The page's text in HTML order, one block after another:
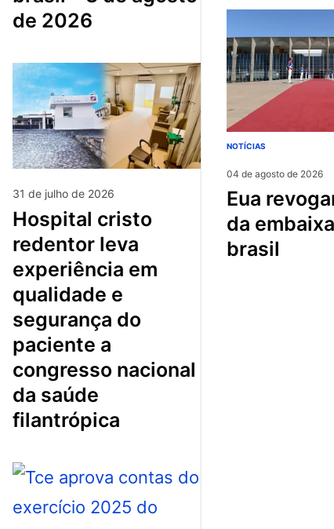
de 2026
31 de julho de 2026
hospital cristo
redentor leva
experiência em
qualidade e
segurança do
paciente a
congresso nacional
da saúde
filantrópica
NOTÍCIAS
04 de agosto de 2026
eua revogam visto
da
brasil